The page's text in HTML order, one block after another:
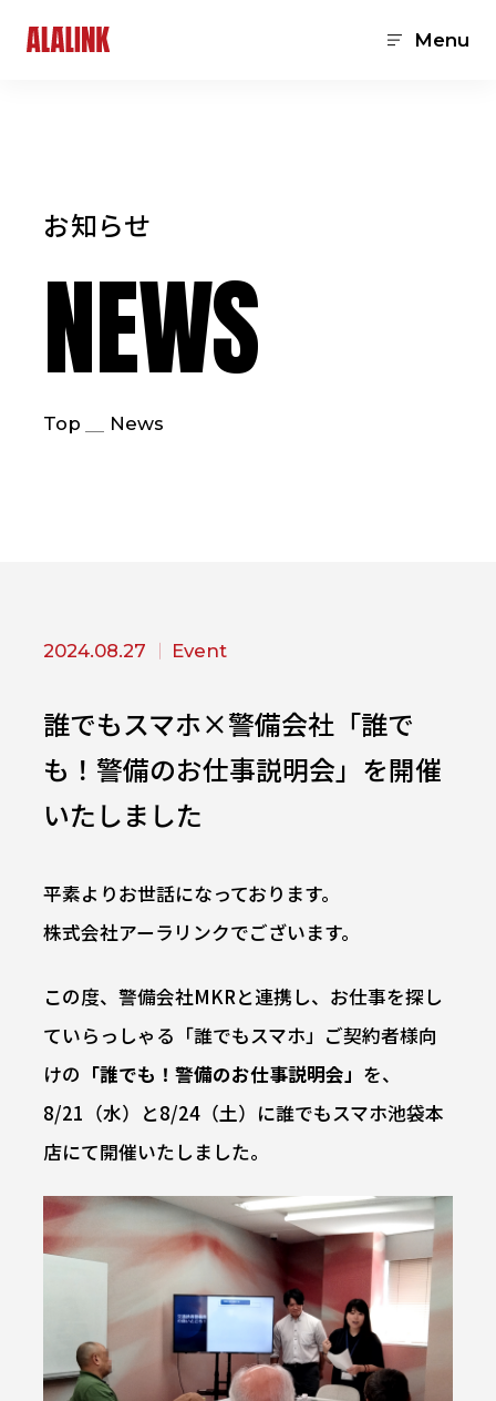
Menu
お知らせ
NEWS
Top News
2024.08.27 Event
誰でもスマホ×警備会社「誰で
も！警備のお仕事説明会」を開催
いたしました
平素よりお世話になっております。
株式会社アーラリンクでございます。
この度、警備会社MKRと連携し、お仕事を探し
ていらっしゃる「誰でもスマホ」ご契約者様向
けの 「誰でも！警備のお仕事説明会」 を、
8/21（水）と8/24（土）に誰でもスマホ池袋本
店にて開催いたしました。